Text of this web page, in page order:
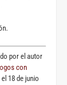
por el autor
con
18 de junio